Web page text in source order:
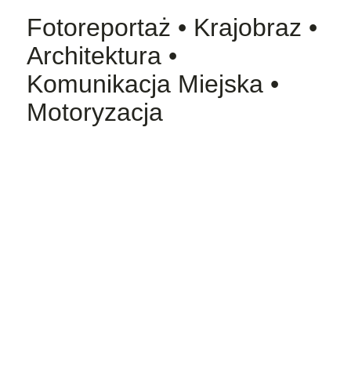
Fotoreportaż • Krajobraz •
Architektura •
Komunikacja Miejska •
Motoryzacja